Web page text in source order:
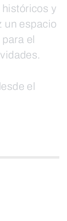
y
un espacio
el
el